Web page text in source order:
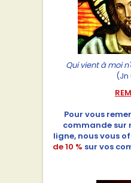
Qui vient à moi
(Jn
Pour vous
commande sur
ligne, nous vous
de 10 % sur vos